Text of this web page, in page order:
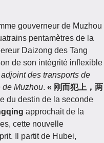
gouverneur de Muzhou
pentamètres de la
Daizong des Tang
de son intégrité inflexible
des transports de
de Muzhou. « 刚而犯上，两
du destin de la seconde
approchait de la
cette nouvelle
Il partit de Hubei,